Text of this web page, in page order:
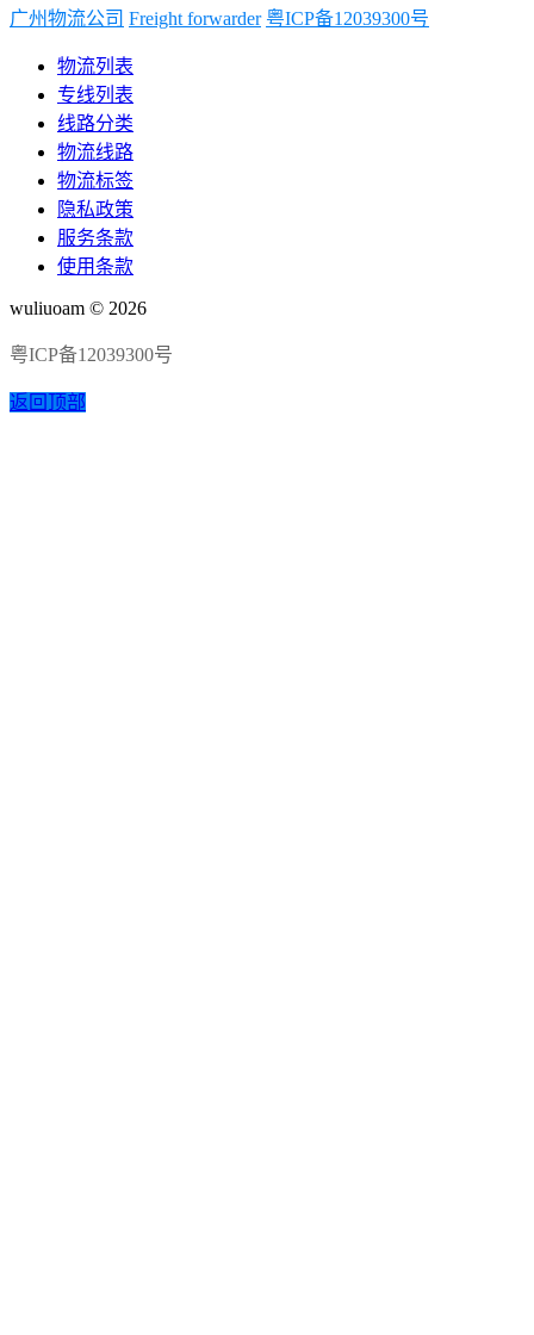
广州物流公司 Freight forwarder 粤ICP备12039300号
物流列表
专线列表
线路分类
物流线路
物流标签
隐私政策
服务条款
使用条款
wuliuoam © 2026
粤ICP备12039300号
返回顶部